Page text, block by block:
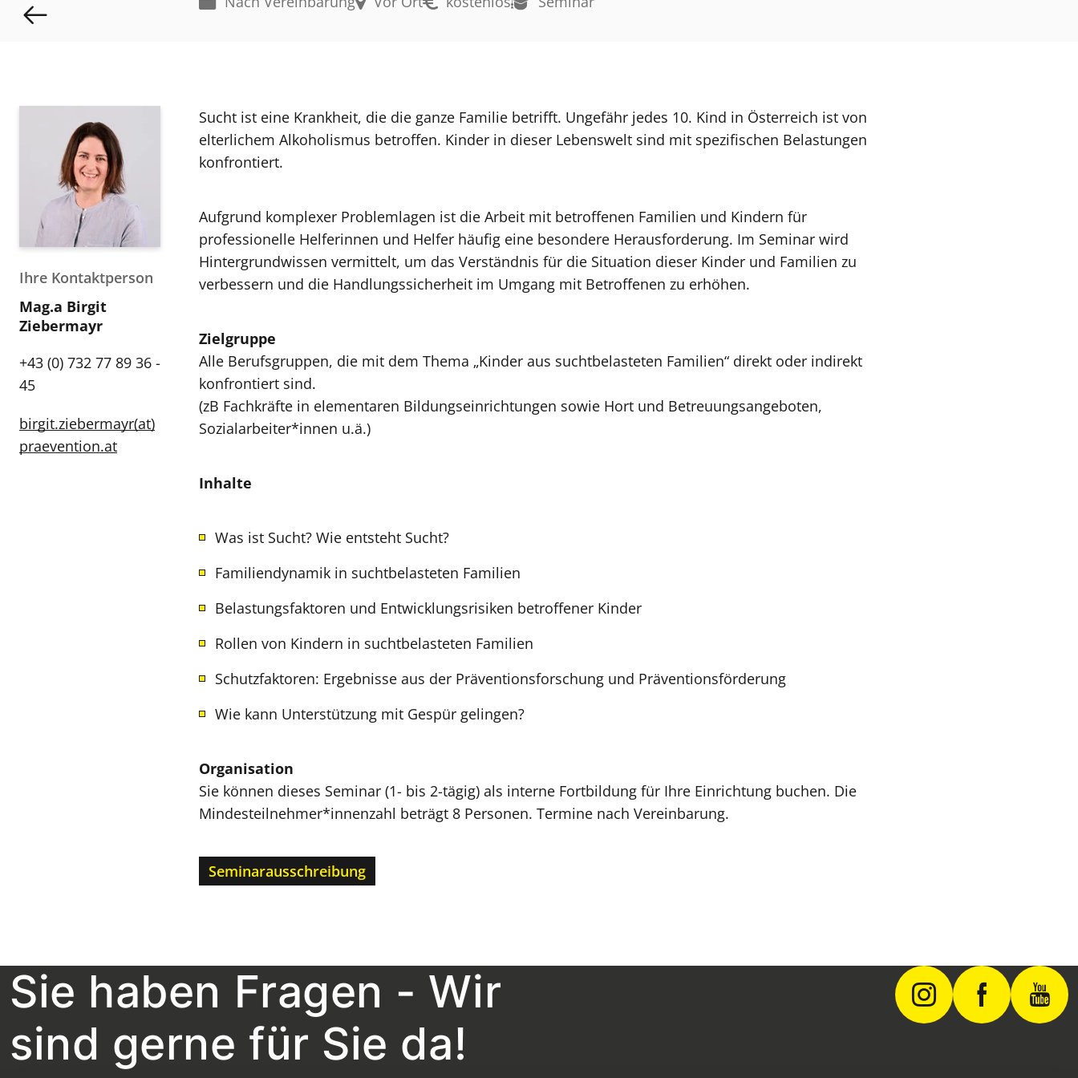
Ihre Kontaktperson
Mag.a Birgit
Ziebermayr
+43 (0) 732 77 89 36 -
45
birgit.ziebermayr(at)
praevention.at
Sucht ist eine Krankheit, die die ganze Familie betrifft. Ungefähr jedes 10. Kind in Österreich ist von
elterlichem Alkoholismus betroffen. Kinder in dieser Lebenswelt sind mit spezifischen Belastungen
konfrontiert.
Aufgrund komplexer Problemlagen ist die Arbeit mit betroffenen Familien und Kindern für
professionelle Helferinnen und Helfer häufig eine besondere Herausforderung. Im Seminar wird
Hintergrundwissen vermittelt, um das Verständnis für die Situation dieser Kinder und Familien zu
verbessern und die Handlungssicherheit im Umgang mit Betroffenen zu erhöhen.
Zielgruppe
Alle Berufsgruppen, die mit dem Thema „Kinder aus suchtbelasteten Familien“ direkt oder indirekt
konfrontiert sind.
(zB Fachkräfte in elementaren Bildungseinrichtungen sowie Hort und Betreuungsangeboten,
Sozialarbeiter*innen u.ä.)
Inhalte
Was ist Sucht? Wie entsteht Sucht?
Familiendynamik in suchtbelasteten Familien
Belastungsfaktoren und Entwicklungsrisiken betroffener Kinder
Rollen von Kindern in suchtbelasteten Familien
Schutzfaktoren: Ergebnisse aus der Präventionsforschung und Präventionsförderung
Wie kann Unterstützung mit Gespür gelingen?
Organisation
Sie können dieses Seminar (1- bis 2-tägig) als interne Fortbildung für Ihre Einrichtung buchen. Die
Mindesteilnehmer*innenzahl beträgt 8 Personen. Termine nach Vereinbarung.
Seminarausschreibung
Sie haben Fragen - Wir
sind gerne für Sie da!